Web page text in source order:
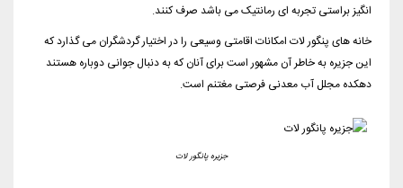
انگیز براستی تجربه ای رمانتیک می باشد صرف کنند.
خانه های پنگور لات امکانات اقامتی وسیعی را در اختیار گردشگران می گذارد که
این جزیره به خاطر آن مشهور است برای آنان که به دنبال جوانی دوباره هستند
دهکده مجلل آب معدنی فرصتی مغتنم است.
جزیره پانگور لات